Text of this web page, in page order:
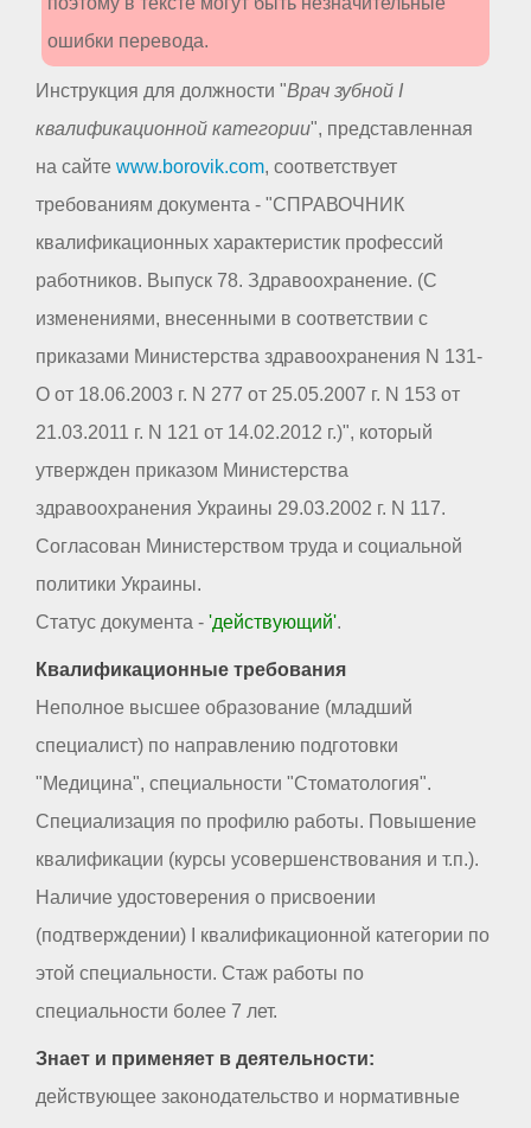
ошибки перевода.
Инструкция для должности "Врач зубной I
квалификационной категории", представленная
на сайте www.borovik.com, соответствует
требованиям документа - "СПРАВОЧНИК
квалификационных характеристик профессий
работников. Выпуск 78. Здравоохранение. (С
изменениями, внесенными в соответствии с
приказами Министерства здравоохранения N 131-
О от 18.06.2003 г. N 277 от 25.05.2007 г. N 153 от
21.03.2011 г. N 121 от 14.02.2012 г.)", который
утвержден приказом Министерства
здравоохранения Украины 29.03.2002 г. N 117.
Согласован Министерством труда и социальной
политики Украины.
Статус документа - 'действующий'.
Квалификационные требования
Неполное высшее образование (младший
специалист) по направлению подготовки
"Медицина", специальности "Стоматология".
Специализация по профилю работы. Повышение
квалификации (курсы усовершенствования и т.п.).
Наличие удостоверения о присвоении
(подтверждении) I квалификационной категории по
этой специальности. Стаж работы по
специальности более 7 лет.
Знает и применяет в деятельности:
действующее законодательство и нормативные